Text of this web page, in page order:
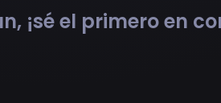
¡sé el primero en